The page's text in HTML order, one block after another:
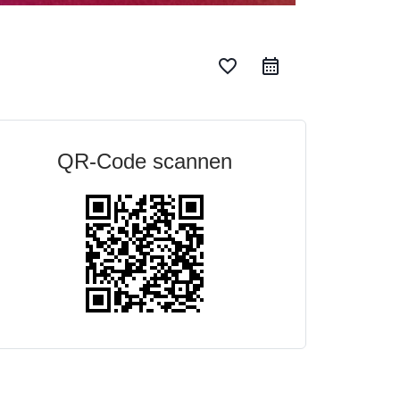
favorite_border
QR-Code scannen